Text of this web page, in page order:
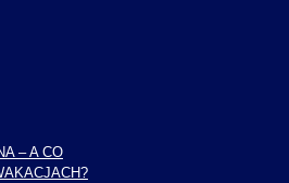
– A CO